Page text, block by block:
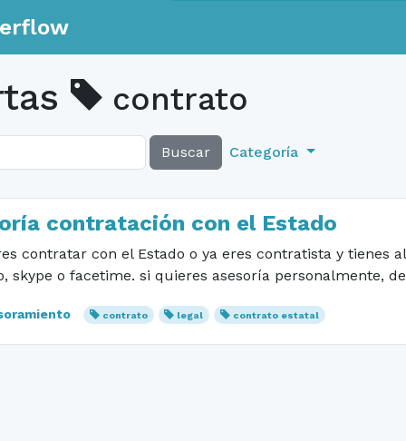
contrato
Buscar Categoría
contratación con el Estado
contratar con el Estado o ya eres contratista y
skype o facetime. si quieres asesoría personalmente,
contrato legal contrato estatal